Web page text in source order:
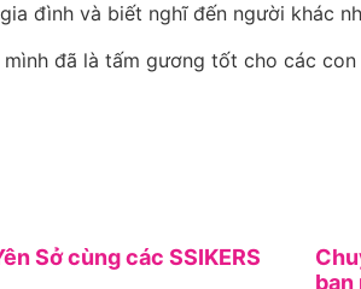
đình và biết nghĩ đến người khác
đã là tấm gương tốt cho các con
Sở cùng các SSIKERS
bạn